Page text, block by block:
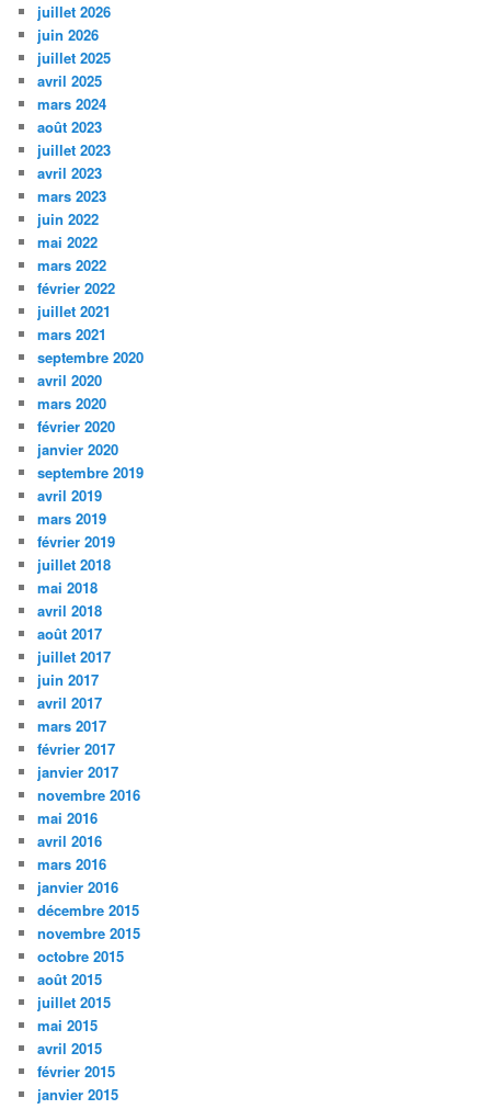
juillet 2026
juin 2026
juillet 2025
avril 2025
mars 2024
août 2023
juillet 2023
avril 2023
mars 2023
juin 2022
mai 2022
mars 2022
février 2022
juillet 2021
mars 2021
septembre 2020
avril 2020
mars 2020
février 2020
janvier 2020
septembre 2019
avril 2019
mars 2019
février 2019
juillet 2018
mai 2018
avril 2018
août 2017
juillet 2017
juin 2017
avril 2017
mars 2017
février 2017
janvier 2017
novembre 2016
mai 2016
avril 2016
mars 2016
janvier 2016
décembre 2015
novembre 2015
octobre 2015
août 2015
juillet 2015
mai 2015
avril 2015
février 2015
janvier 2015